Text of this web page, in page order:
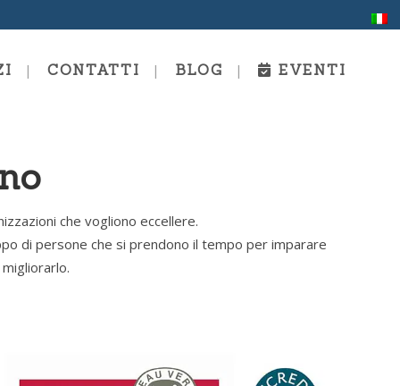
E
E
Formazione Alla Comunicazione
E Al Coaching
CONTATTI BLOG EVENTI
che vogliono eccellere.
di persone che si prendono il tempo per imparare